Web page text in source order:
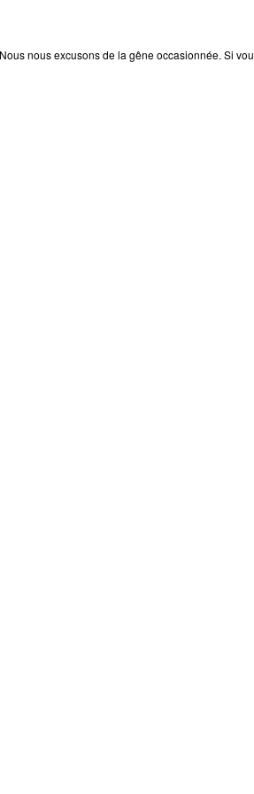
nous excusons de la gêne occasionnée. Si